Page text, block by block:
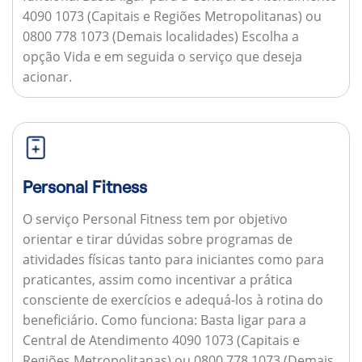
4090 1073 (Capitais e Regiões Metropolitanas) ou
0800 778 1073 (Demais localidades) Escolha a
opção Vida e em seguida o serviço que deseja
acionar.
Personal Fitness
O serviço Personal Fitness tem por objetivo
orientar e tirar dúvidas sobre programas de
atividades físicas tanto para iniciantes como para
praticantes, assim como incentivar a prática
consciente de exercícios e adequá-los à rotina do
beneficiário. Como funciona: Basta ligar para a
Central de Atendimento 4090 1073 (Capitais e